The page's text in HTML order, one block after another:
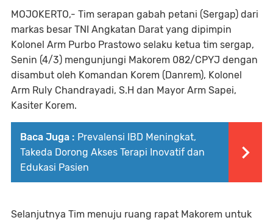
MOJOKERTO,- Tim serapan gabah petani (Sergap) dari
markas besar TNI Angkatan Darat yang dipimpin
Kolonel Arm Purbo Prastowo selaku ketua tim sergap,
Senin (4/3) mengunjungi Makorem 082/CPYJ dengan
disambut oleh Komandan Korem (Danrem), Kolonel
Arm Ruly Chandrayadi, S.H dan Mayor Arm Sapei,
Kasiter Korem.
Baca Juga : Prevalensi IBD Meningkat,
Takeda Dorong Akses Terapi Inovatif dan
Edukasi Pasien
Selanjutnya Tim menuju ruang rapat Makorem untuk